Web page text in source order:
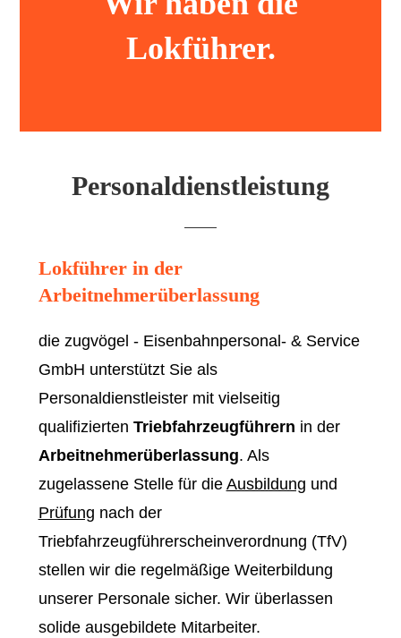
Lokführer.
Personaldienstleistung
Lokführer in der
Arbeitnehmerüberlassung
die zugvögel - Eisenbahnpersonal- & Service
GmbH unterstützt Sie als
Personaldienstleister mit vielseitig
qualifizierten Triebfahrzeugführern in der
Arbeitnehmerüberlassung. Als
zugelassene Stelle für die Ausbildung und
Prüfung nach der
Triebfahrzeugführerscheinverordnung (TfV)
stellen wir die regelmäßige Weiterbildung
unserer Personale sicher. Wir überlassen
solide ausgebildete Mitarbeiter.